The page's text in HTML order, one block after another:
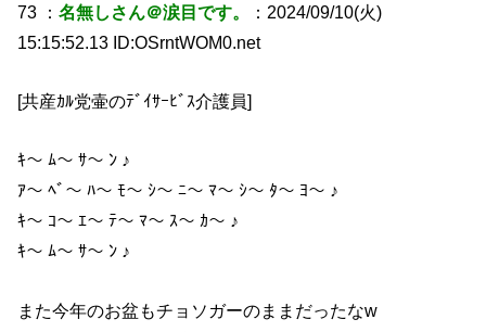
73 ：名無しさん＠涙目です。
：2024/09/10(火)
15:15:52.13 ID:OSrntWOM0.net
[共産ｶﾙ党壷のﾃﾞｲｻｰﾋﾞｽ介護員]
ｷ〜 ﾑ〜 ｻ〜 ﾝ ♪
ｱ〜 ﾍﾞ〜 ﾊ〜 ﾓ〜 ｼ〜 ﾆ〜 ﾏ〜 ｼ〜 ﾀ〜 ﾖ〜 ♪
ｷ〜 ｺ〜 ｴ〜 ﾃ〜 ﾏ〜 ｽ〜 ｶ〜 ♪
ｷ〜 ﾑ〜 ｻ〜 ﾝ ♪
また今年のお盆もチョソガーのままだったなw